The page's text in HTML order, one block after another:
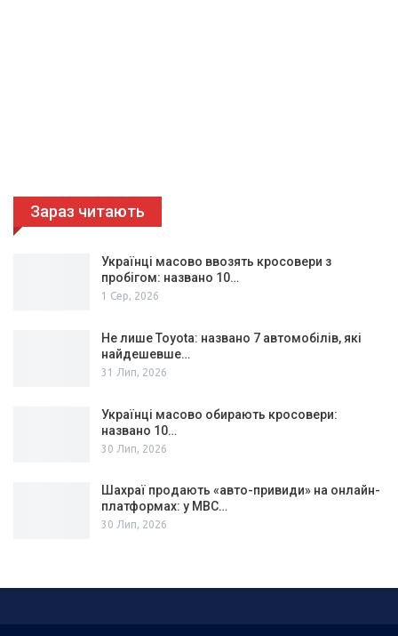
Зараз читають
Українці масово ввозять кросовери з
пробігом: названо 10…
1 Сер, 2026
Не лише Toyota: названо 7 автомобілів, які
найдешевше…
31 Лип, 2026
Українці масово обирають кросовери:
названо 10…
30 Лип, 2026
Шахраї продають «авто-привиди» на онлайн-
платформах: у МВС…
30 Лип, 2026